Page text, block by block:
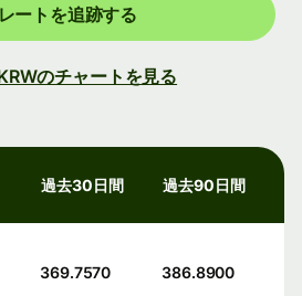
ートを追跡する
のチャートを見る
過去30日間 過去90日間
369.7570 386.8900